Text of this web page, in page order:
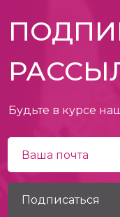
Будьте в курсе